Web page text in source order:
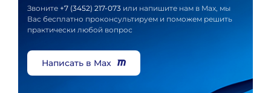
Звоните +7 (3452) 217-073 или напишите нам в Max, мы
Вас бесплатно проконсультируем и поможем решить
практически любой вопрос
Написать в Max